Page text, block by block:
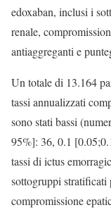
edoxaban, inclusi i
renale,
antiaggreganti e
Un totale di 13.164
tassi annualizzati
sono stati bassi
95%]: 36, 0.1
tassi di ictus
sottogruppi stratificati
compromissione